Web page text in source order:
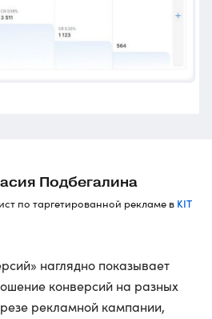
Подбегалина
по таргетированной рекламе в KIT
наглядно показывает
конверсий на разных
рекламной кампании,